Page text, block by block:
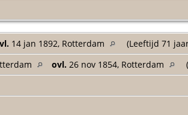
14 jan 1892, Rotterdam
(Leeftijd 71
ovl. 26 nov 1854, Rotterdam